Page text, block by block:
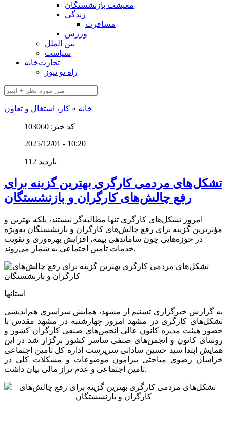
معیشت بازنشستگان
زندگی
مسافرت
ورزش
بین الملل
سیاست
تجارت‌خانه
راه نو نیوز
خانه » کار، اشتغال و تعاون
کد خبر: 103060
2025/12/01 - 10:20
112 بازدید
تشکل‌های مردمی کارگری بهترین گزینه برای
رفع چالش‌های کارگران و بازنشستگان
امروز تشکل‌های کارگری تنها مطالبه‌گر نیستند، بلکه بهترین و
مؤثرترین گزینه برای رفع چالش‌های کارگران و بازنشستگان به‌ویژه
در حوزه‌هایی چون ساماندهی بیمه، افزایش بهره‌وری و تقویت
خدمات تأمین اجتماعی به شمار می‌روند.
استانها
به گزارش خبرگزاری تسنیم از مشهد، همایش سراسری هم‌اندیشی
تشکل‌های کارگری در مشهد امروز چهارشنبه در مشهد مقدس با
حضور هیئت مدیره کانون عالی انجمن‌های صنفی کارگران کشور و
روسای کانون و انجمن‌های صنفی ساسر کشور برگزار شد در این
همایش ابتدا سید حسین ساداتی سرپرست اداره کل تامین اجتماعی
خراسان رضوی مباحثی پیرامون موضوعات و مشکلات کلی در
تامین اجتماعی و عدم تراز مالی بیان داشت.